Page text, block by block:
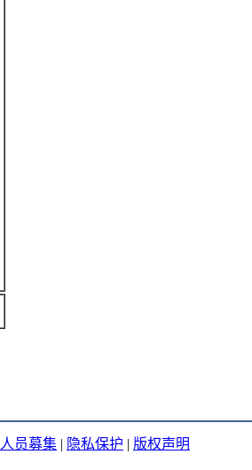
人员募集 | 隐私保护 | 版权声明